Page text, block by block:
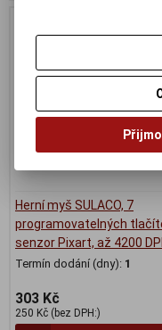
Herní myš SULACO, 7
programovatelných
senzor Pixart, až 4200 DPI
Termín dodání (dny): 1
303 Kč
250 Kč (bez DPH:)